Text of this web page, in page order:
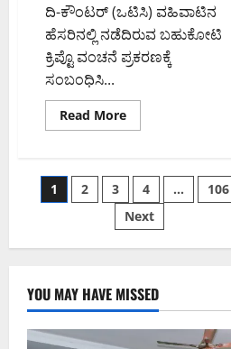
ದಿ-ಕೌಂಟರ್ (ಒಟಿಸಿ) ವಹಿವಾಟಿನ
ಹೆಸರಿನಲ್ಲಿ ನಡೆದಿರುವ ಬಹುಕೋಟಿ
ಕ್ರಿಪ್ಟೊ ವಂಚನೆ ಪ್ರಕರಣಕ್ಕೆ
ಸಂಬಂಧಿಸಿ...
Read MoreRead
more
ಡಾಲರ್
ಕ್ರಿಪ್ಟೊ
ಒಟಿಸಿ
ವಂಚನೆ
ಪ್ರಕರಣ:
ವ್ಯಕ್ತಿ
ವಿರುದ್ಧ
ಇಡಿ
ತನಿಖೆ
Posts
pagination
1 2 3 4 …
106
Next
YOU MAY HAVE MISSED